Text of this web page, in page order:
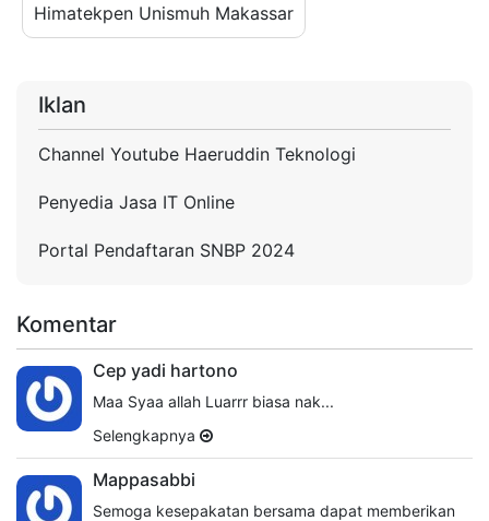
Himatekpen Unismuh Makassar
Iklan
Channel Youtube Haeruddin Teknologi
Penyedia Jasa IT Online
Portal Pendaftaran SNBP 2024
Komentar
Cep yadi hartono
Maa Syaa allah Luarrr biasa nak...
Selengkapnya
Mappasabbi
Semoga kesepakatan bersama dapat memberikan